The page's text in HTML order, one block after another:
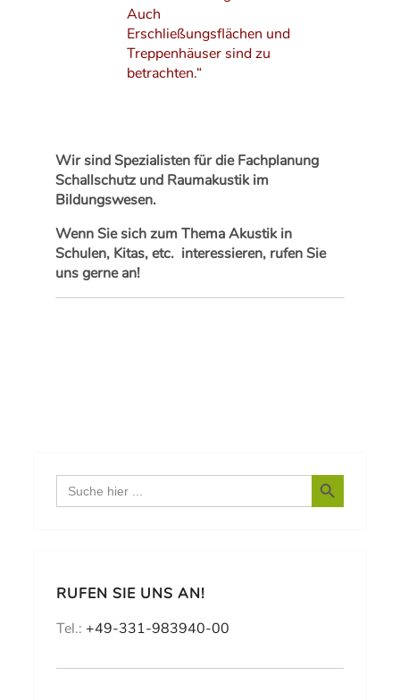
Auch
Erschließungsflächen und
Treppenhäuser sind zu
betrachten.“
Wir sind Spezialisten für die Fachplanung
Schallschutz und Raumakustik im
Bildungswesen.
Wenn Sie sich zum Thema Akustik in
Schulen, Kitas, etc. interessieren, rufen Sie
uns gerne an!
Search
for:
Search Button
RUFEN SIE UNS AN!
Tel.: +49-331-983940-00